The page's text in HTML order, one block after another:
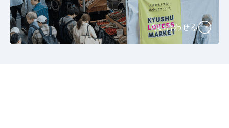
問い合わせる